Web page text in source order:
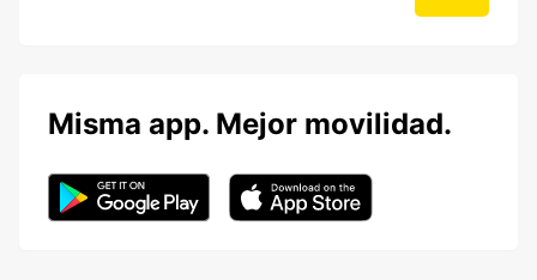
Misma app. Mejor movilidad.